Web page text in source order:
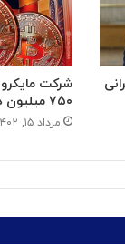
شرکت
۷۵۰ میلیون دلار بیت‌کوین
مرداد ۱۵, ۱۴۰۲